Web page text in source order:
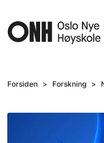
Forsiden Forskning